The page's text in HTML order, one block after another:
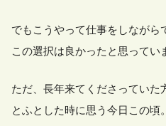
でもこうやって仕事をしながら
この選択は良かったと思ってい
ただ、長年来てくださっていた
とふとした時に思う今日この頃。